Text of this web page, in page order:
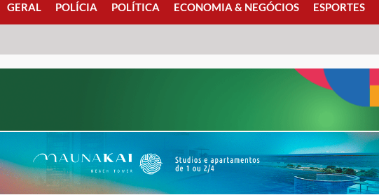
GERAL POLÍCIA POLÍTICA ECONOMIA & NEGÓCIOS ESPORTES